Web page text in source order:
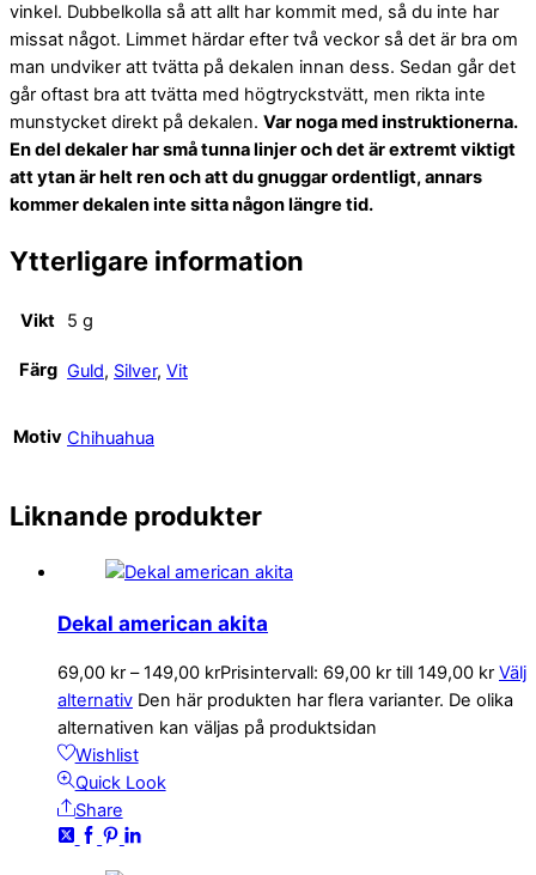
vinkel. Dubbelkolla så att allt har kommit med, så du inte har
missat något. Limmet härdar efter två veckor så det är bra om
man undviker att tvätta på dekalen innan dess. Sedan går det
går oftast bra att tvätta med högtryckstvätt, men rikta inte
munstycket direkt på dekalen. Var noga med instruktionerna.
En del dekaler har små tunna linjer och det är extremt viktigt
att ytan är helt ren och att du gnuggar ordentligt, annars
kommer dekalen inte sitta någon längre tid.
Ytterligare information
Vikt 5 g
Färg Guld, Silver, Vit
Motiv Chihuahua
Liknande produkter
Dekal american akita
69,00 kr – 149,00 krPrisintervall: 69,00 kr till 149,00 kr Välj
alternativ Den här produkten har flera varianter. De olika
alternativen kan väljas på produktsidan
Wishlist
Quick Look
Share